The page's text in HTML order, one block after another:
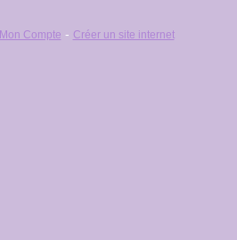
Mon Compte Créer un site internet